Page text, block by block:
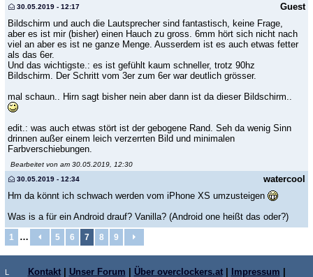
Guest
30.05.2019 - 12:17
Bildschirm und auch die Lautsprecher sind fantastisch, keine Frage,
aber es ist mir (bisher) einen Hauch zu gross. 6mm hört sich nicht nach
viel an aber es ist ne ganze Menge. Ausserdem ist es auch etwas fetter
als das 6er.
Und das wichtigste.: es ist gefühlt kaum schneller, trotz 90hz
Bildschirm. Der Schritt vom 3er zum 6er war deutlich grösser.
mal schaun.. Hirn sagt bisher nein aber dann ist da dieser Bildschirm..
edit.: was auch etwas stört ist der gebogene Rand. Seh da wenig Sinn
drinnen außer einem leich verzerrten Bild und minimalen
Farbverschiebungen.
Bearbeitet von am 30.05.2019, 12:30
watercool
30.05.2019 - 12:34
Hm da könnt ich schwach werden vom iPhone XS umzusteigen
Was is a für ein Android drauf? Vanilla? (Android one heißt das oder?)
1 … 5 6 7 8 9
L
Kontakt| Unser Forum | Über overclockers.at| Impressum |